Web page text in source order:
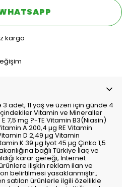
kargo
adet, 11 yaş ve üzeri için günde 4
Vitamin ve Mineraller
7,5 mg ?-TE Vitamin B3(Niasin)
A 200,4 µg RE Vitamin
D 2,49 µg Vitamin
K 39 µg İyot 45 µg Çinko 1,5
bağlı Türkiye İlaç ve
karar gereği, İnternet
ilişkin reklam ilan ve
belirtilmesi yasaklanmıştır.;
satılan ürünlerle ilgili özellikle